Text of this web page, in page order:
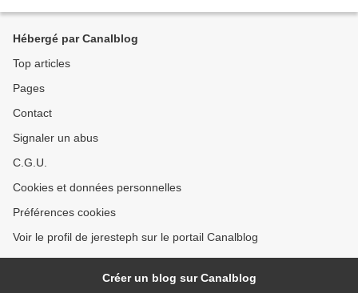
Hébergé par Canalblog
Top articles
Pages
Contact
Signaler un abus
C.G.U.
Cookies et données personnelles
Préférences cookies
Voir le profil de jeresteph sur le portail Canalblog
Créer un blog sur Canalblog